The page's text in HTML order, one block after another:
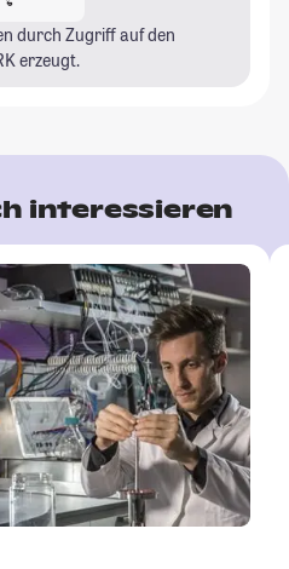
durch Zugriff auf den
erzeugt.
interessieren